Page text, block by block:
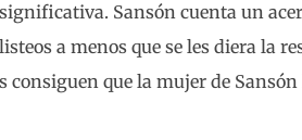
Sansón cuenta un
a menos que se les diera la
que la mujer de